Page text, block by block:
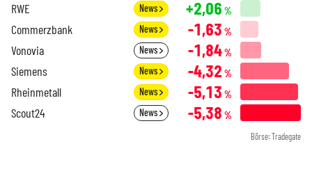
RWE News +2,06 %
Commerzbank News -1,63 %
Vonovia News -1,84%
Siemens News -4,32 %
Rheinmetall News -5,13 %
Scout24 News -5,38 %
Börse: Tradegate